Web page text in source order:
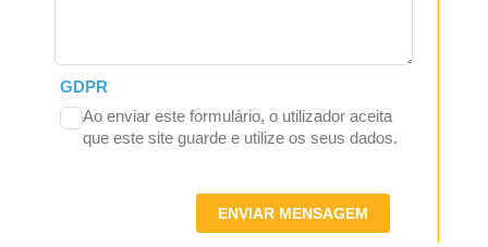
GDPR
Ao enviar este formulário, o utilizador aceita
que este site guarde e utilize os seus dados.
ENVIAR MENSAGEM